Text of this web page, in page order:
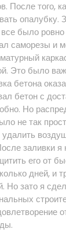
После того,
опалубку.
было
саморезы и
Это было
бетона
бетон с
Но
не так
удалить
заливки
его от
дней, и
Но зато я